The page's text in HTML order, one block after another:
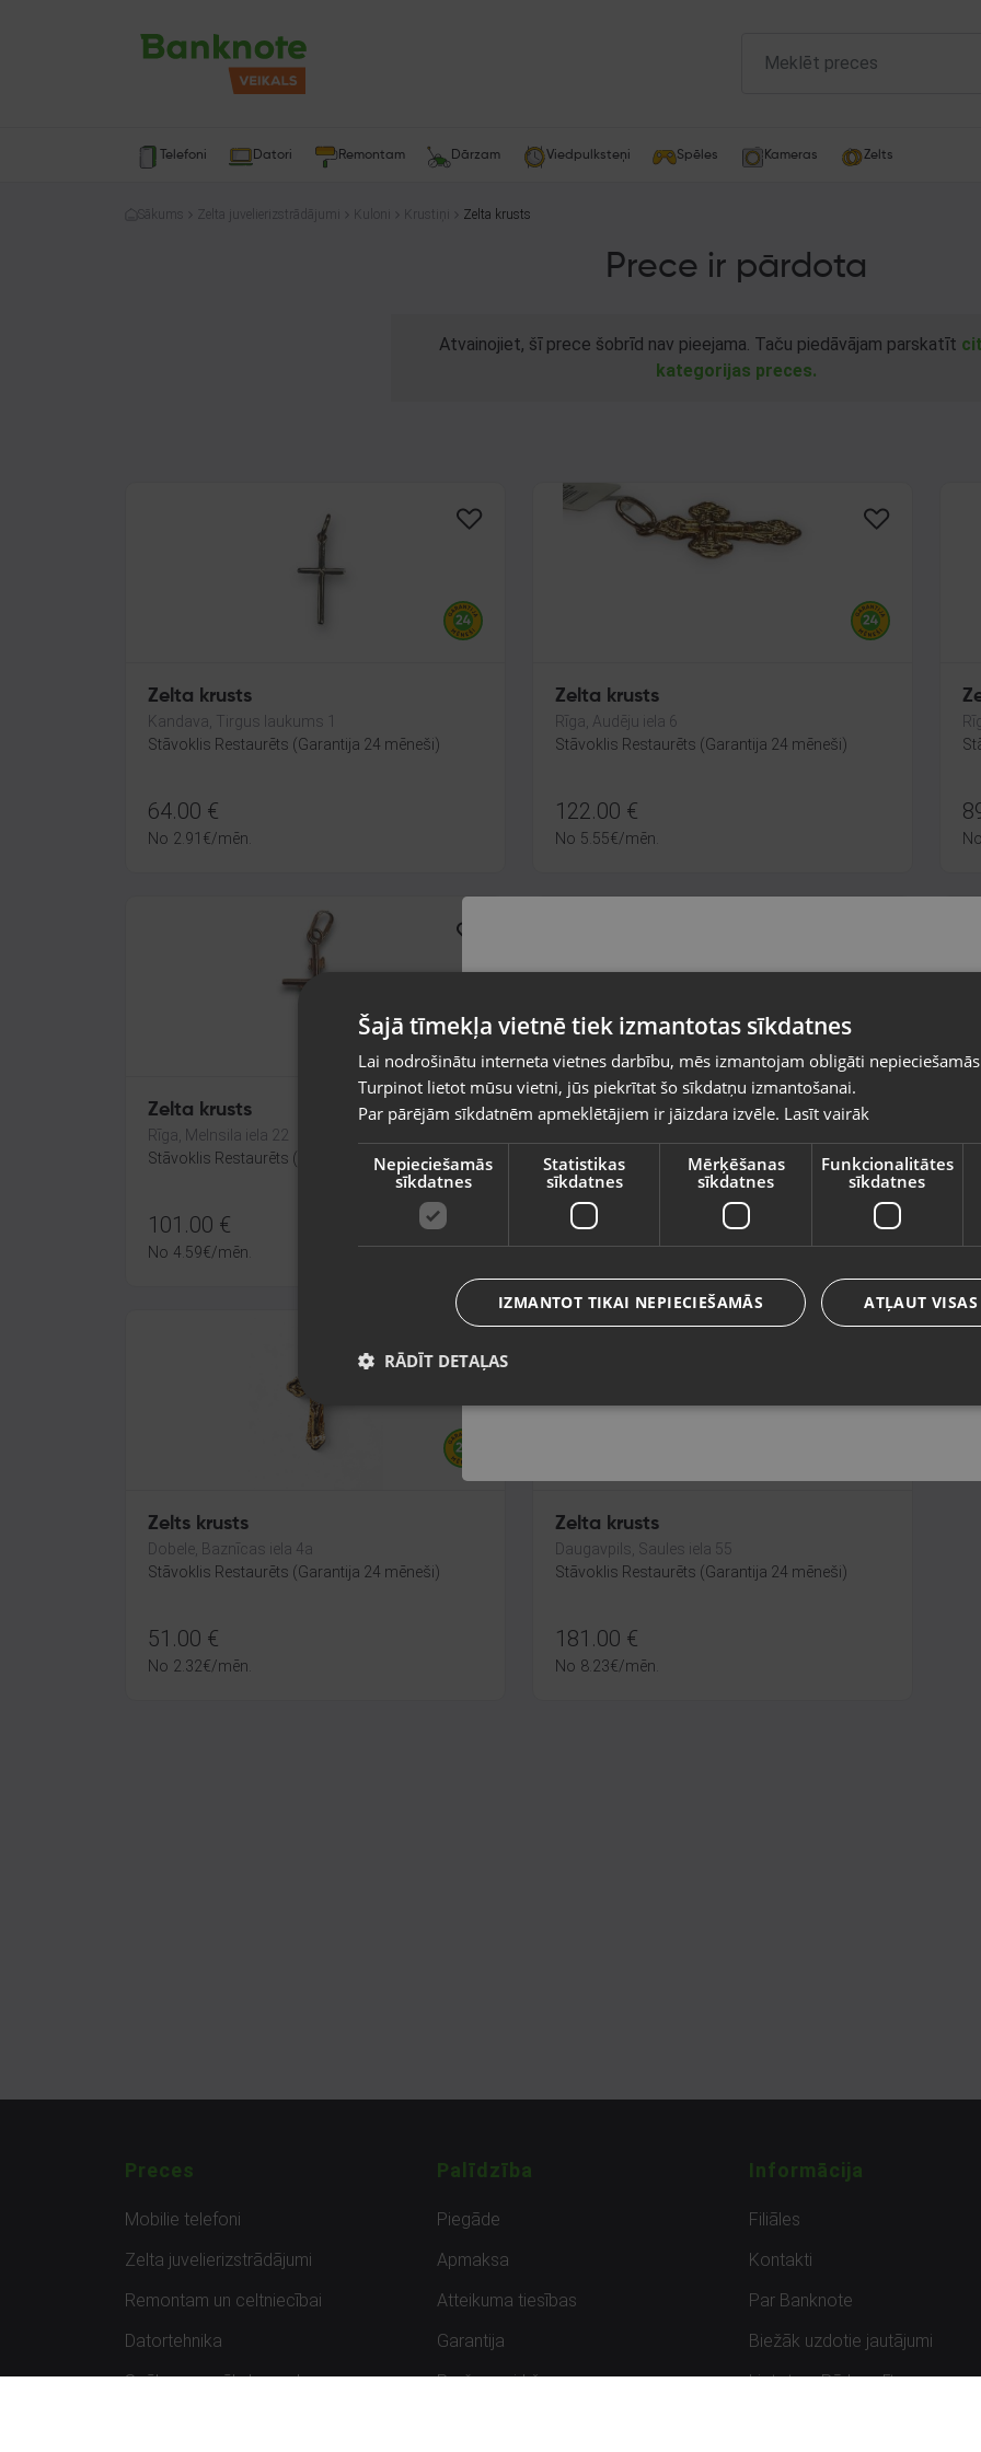
Telefoni Datori Remontam Dārzam Viedpulksteņi Spēles Kameras Zelts
Sākums Zelta juvelierizstrādājumi Kuloni Krustiņi Zelta krusts
Prece ir pārdota
Atvainojiet, šī prece šobrīd nav pieejama. Taču piedāvājam parskatīt
kategorijas preces.
Zelta krusts
Kandava, Tirgus laukums 1
Stāvoklis Restaurēts (Garantija 24 mēneši)
64.00 €
No 2.91 €/mēn.
Zelta krusts
Rīga, Audēju iela 6
Stāvoklis Restaurēts (Garantija 24 mēneši)
122.00 €
No 5.55€/mēn. No
Zelta krusts
Rīga, Melnsila iela 22
Stāvoklis Restaurēts (Garantija 24 mēneši)
101.00 €
No 4.59€/mēn.
Zelta krusts
Stāvoklis Restaurēts (Garantija 24 mēneši)
49.00€
Zelts krusts
Dobele, Baznīcas iela 4a
Stāvoklis Restaurēts (Garantija 24 mēneši)
51.00 €
No 2.32€/mēn.
Zelta krusts
Daugavpils, Saules iela 55
Stāvoklis Restaurēts (Garantija 24 mēneši)
181.00 €
No 8.23€/mēn.
Preces
Mobilie telefoni
Zelta juvelierizstrādājumi
Remontam un celtniecībai
Datortehnika
Spēles un spēļu konsoles
Palīdzība
Piegāde
Apmaksa
Atteikuma tiesības
Garantija
Preču uzpirkšana
Informācija
Filiāles
Kontakti
Par Banknote
Biežāk uzdotie jautājumi
Lietots – Pārbaudīts
valsti
Vietnes saturs būs attēlots izvēlētajā valodā
Valsts
Valoda
Latviešu / Latvian
Šajā tīmekļa vietnē tiek izmantotas sīkdatnes
Lai nodrošinātu interneta vietnes darbību, mēs izmantojam obligāti
Turpinot lietot mūsu vietni, jūs piekrītat šo sīkdatņu izmantošanai.
Par pārējām sīkdatnēm apmeklētājiem ir jāizdara izvēle. Lasīt vairāk
Nepieciešamās
sīkdatnes
Statistikas
sīkdatnes
Mērķēšanas
sīkdatnes
Funkcionalitātes
sīkdatnes
ATĻAUT
IZMANTOT TIKAI NEPIECIEŠAMĀS
RĀDĪT DETAĻAS